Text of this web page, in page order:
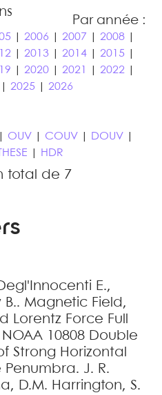
Par année :
| 2006 2007 2008|
| 2013| 2014| 2015|
2020| 2021 2022|
2025| 2026
OUV COUV DOUV
THESE HDR
total de 7
E.,
B.. Magnetic Field,
Lorentz Force Full
10808 Double
Strong Horizontal
Penumbra. J. R.
D.M. Harrington, S.